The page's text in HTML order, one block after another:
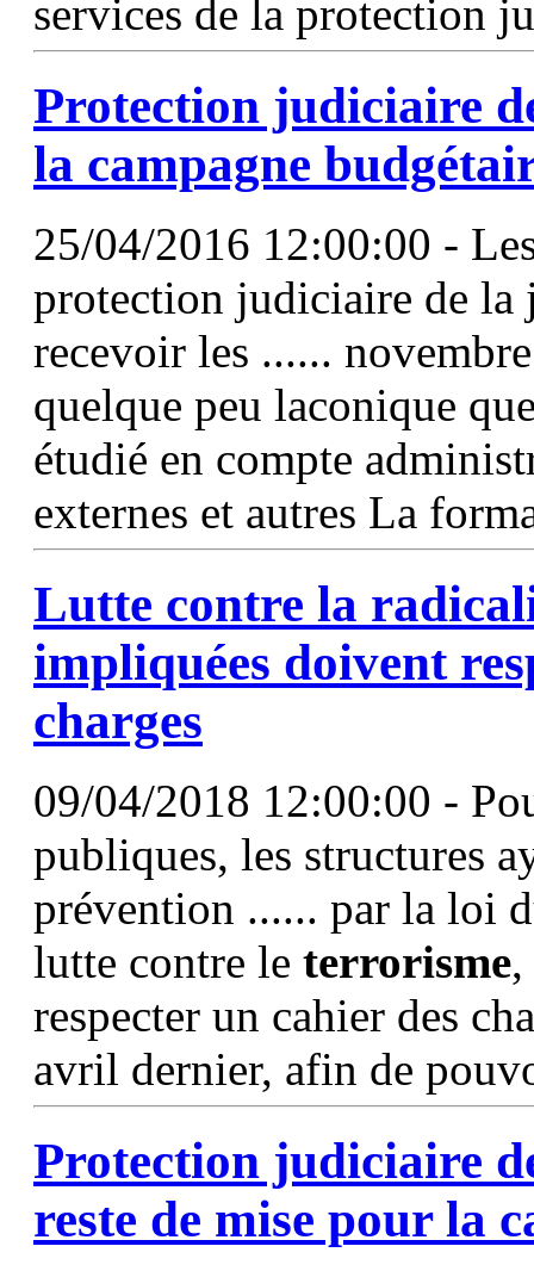
services de la protection
Protection judiciaire
la campagne
25/04/2016 12:00:00 -
protection judiciaire de la
recevoir les ......
quelque peu laconique
étudié en compte
externes et autres La
Lutte contre la
impliquées doivent
charges
09/04/2018 12:00:00 -
publiques, les structures
prévention ...... par la loi
lutte contre le terrorisme
respecter un cahier des
avril dernier, afin de
Protection judiciaire
reste de mise pour la